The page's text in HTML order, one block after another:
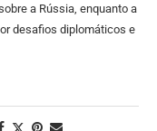
a Rússia, enquanto a
desafios diplomáticos e